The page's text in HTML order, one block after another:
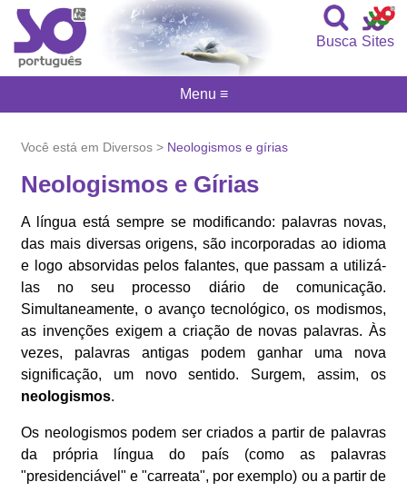
Sites
Busca
Você está em Diversos > Neologismos e gírias
Neologismos e Gírias
A língua está sempre se modificando: palavras novas,
das mais diversas origens, são incorporadas ao idioma
e logo absorvidas pelos falantes, que passam a utilizá-
las no seu processo diário de comunicação.
Simultaneamente, o avanço tecnológico, os modismos,
as invenções exigem a criação de novas palavras. Às
vezes, palavras antigas podem ganhar uma nova
significação, um novo sentido. Surgem, assim, os
neologismos.
Os neologismos podem ser criados a partir de palavras
da própria língua do país (como as palavras
"presidenciável" e "carreata", por exemplo) ou a partir de